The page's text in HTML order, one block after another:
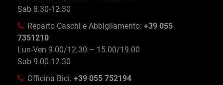
Sab 8.30-12.30
Reparto Caschi e Abbigliamento: +39 055
7351210
Lun-Ven 9.00/12.30 – 15.00/19.00
Sab 9.00-12.30
Officina Bici: +39 055 752194